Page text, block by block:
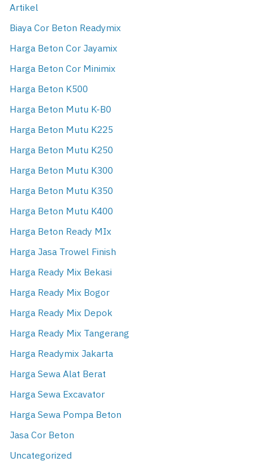
Artikel
Biaya Cor Beton Readymix
Harga Beton Cor Jayamix
Harga Beton Cor Minimix
Harga Beton K500
Harga Beton Mutu K-B0
Harga Beton Mutu K225
Harga Beton Mutu K250
Harga Beton Mutu K300
Harga Beton Mutu K350
Harga Beton Mutu K400
Harga Beton Ready MIx
Harga Jasa Trowel Finish
Harga Ready Mix Bekasi
Harga Ready Mix Bogor
Harga Ready Mix Depok
Harga Ready Mix Tangerang
Harga Readymix Jakarta
Harga Sewa Alat Berat
Harga Sewa Excavator
Harga Sewa Pompa Beton
Jasa Cor Beton
Uncategorized